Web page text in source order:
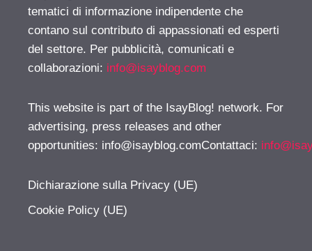
tematici di informazione indipendente che
contano sul contributo di appassionati ed esperti
del settore. Per pubblicità, comunicati e
collaborazioni: info@isayblog.com
This website is part of the IsayBlog! network. For
advertising, press releases and other
opportunities: info@isayblog.comContattaci:
Dichiarazione sulla Privacy (UE)
Cookie Policy (UE)